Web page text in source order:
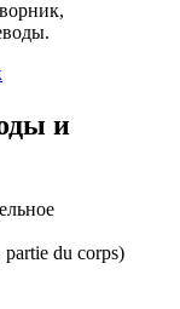
и
partie du corps)